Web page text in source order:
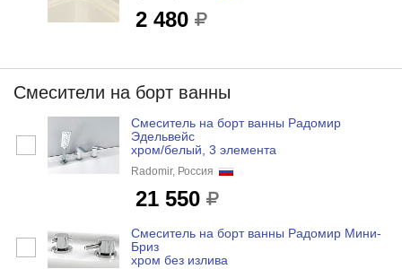
2 480
Смесители на борт ванны
Смеситель на борт ванны Радомир
Эдельвейс
хром/белый, 3 элемента
Radomir, Россия
21 550
Смеситель на борт ванны Радомир Мини-
Бриз
хром без излива